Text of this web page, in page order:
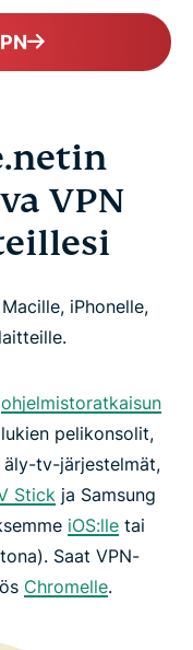
VPN
iPhonelle,
ohjelmistoratkaisun
pelikonsolit,
äly-tv-järjestelmät,
Stick ja Samsung
iOS:lletai
Saat VPN-
Chromelle.